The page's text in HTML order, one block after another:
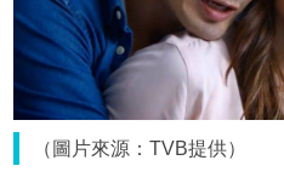
（圖片來源：TVB提供）